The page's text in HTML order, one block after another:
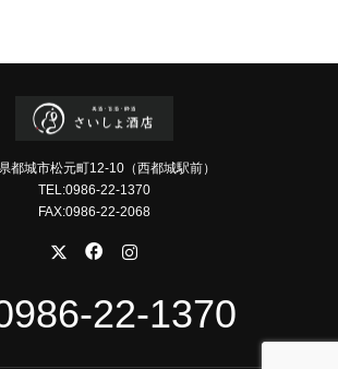
都城市松元町12-10（西都城駅前）
TEL:0986-22-1370
FAX:0986-22-2068
22-1370